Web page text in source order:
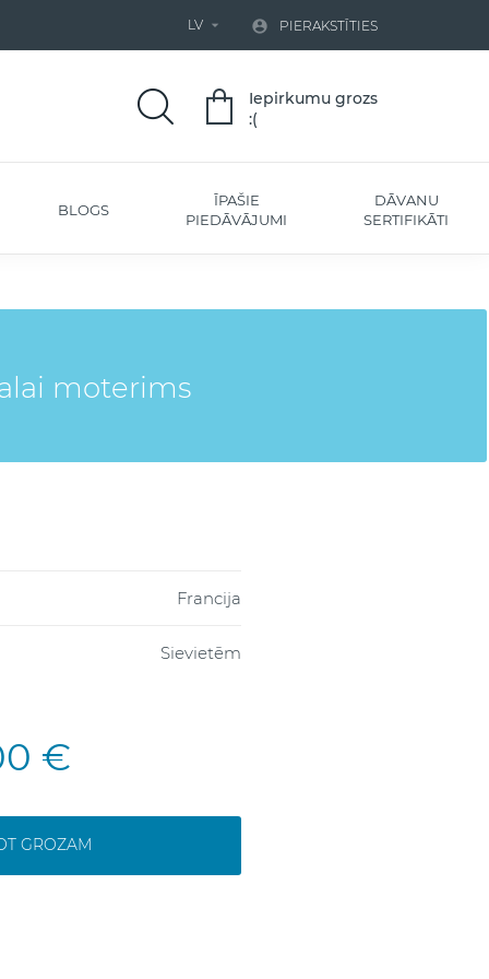
LV   PIERAKSTĪTIES
Iepirkumu grozs
:(
BLOGS
ĪPAŠIE
PIEDĀVĀJUMI
DĀVANU
SERTIFIKĀTI
moterims
Francija
Sievietēm
€
GROZAM